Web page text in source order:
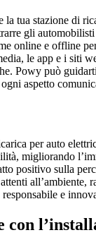
la tua stazione di
gli
online e offline
le app e i siti
Powy può
aspetto
per auto
migliorando
positivo sulla
all’ambiente,
e
con